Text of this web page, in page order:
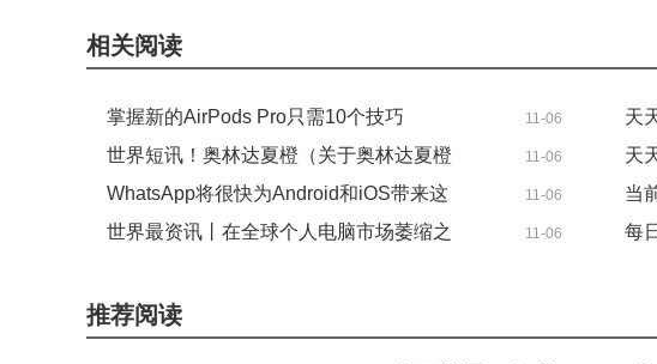
相关阅读
掌握新的AirPods Pro只需10个技巧 11-06
天
简
世界短讯！奥林达夏橙（关于奥林达夏橙
简介）
11-06
天
达
WhatsApp将很快为Android和iOS带来这
些备受期待的功能
11-06
当
斯
世界最资讯丨在全球个人电脑市场萎缩之
11-06
每
推荐阅读